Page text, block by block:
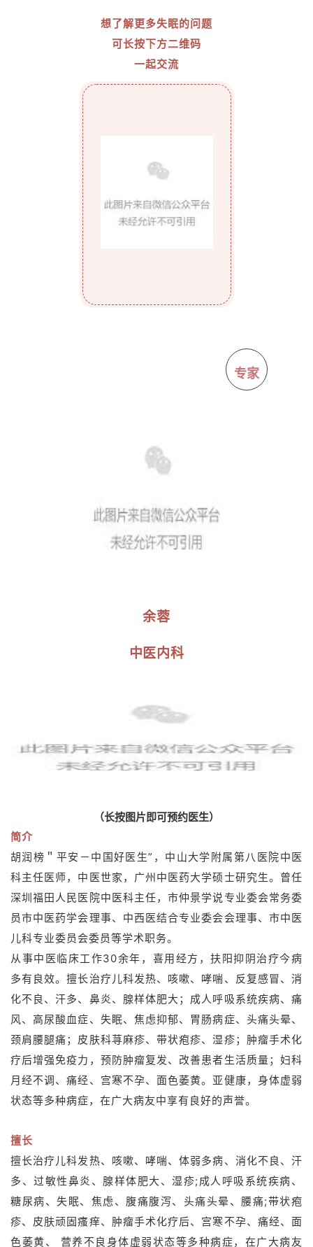
想了解更多失眠的问题
可长按下方二维码
一起交流
专家
余蓉
中医内科
（长按图片即可预约医生）
简介
胡润榜＂平安－中国好医生”，中山大学附属第八医院中医
科主任医师，中医世家，广州中医药大学硕士研究生。曾任
深圳福田人民医院中医科主任，市仲景学说专业委会常务委
员市中医药学会理事、中西医结合专业委会会理事、市中医
儿科专业委员会委员等学术职务。
从事中医临床工作30余年，喜用经方，扶阳抑阴治疗今病
多有良效。擅长治疗儿科发热、咳嗽、哮喘、反复感冒、消
化不良、汗多、鼻炎、腺样体肥大；成人呼吸系统疾病、痛
风、高尿酸血症、失眠、焦虑抑郁、胃肠病症、头痛头晕、
颈肩腰腿痛；皮肤科荨麻疹、带状疱疹、湿疹；肿瘤手术化
疗后增强免疫力，预防肿瘤复发、改善患者生活质量；妇科
月经不调、痛经、宫寒不孕、面色萎黄。亚健康，身体虚弱
状态等多种病症，在广大病友中享有良好的声誉。
擅长
擅长治疗儿科发热、咳嗽、哮喘、体弱多病、消化不良、汗
多、过敏性鼻炎、腺样体肥大、湿疹;成人呼吸系统疾病、
糖尿病、失眠、焦虑、腹痛腹泻、头痛头晕、腰痛;带状疱
疹、皮肤顽固瘙痒、肿瘤手术化疗后、宫寒不孕、痛经、面
色萎黄、 营养不良身体虚弱状态等多种病症，在广大病友